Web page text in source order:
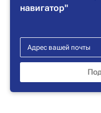
навигатор"